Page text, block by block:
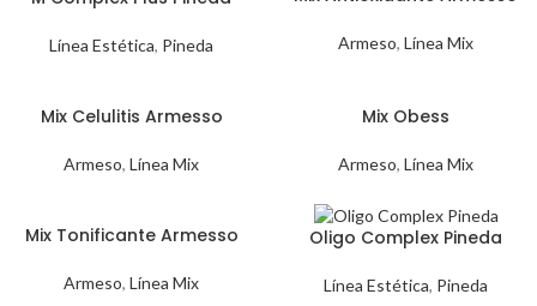
Línea Estética, Pineda Armeso, Línea Mix
Mix Celulitis Armesso
Armeso, Línea Mix
Mix Obess
Armeso, Línea Mix
Mix Tonificante Armesso
Armeso, Línea Mix
Oligo Complex Pineda
Línea Estética, Pineda